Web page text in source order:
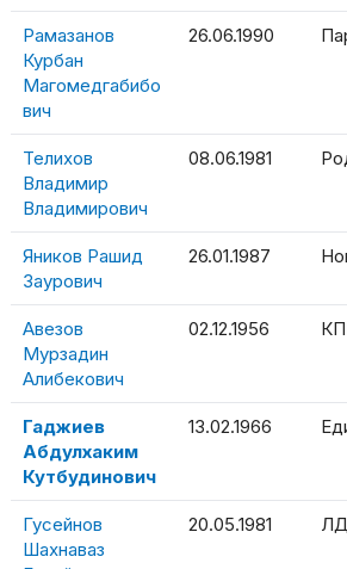
Рамазанов
Курбан
Магомедгабибо
вич
26.06.1990
Телихов
Владимир
Владимирович
08.06.1981
Яников Рашид
Заурович
26.01.1987
Авезов
Мурзадин
Алибекович
02.12.1956
Гаджиев
Абдулхаким
Кутбудинович
13.02.1966
Гусейнов
Шахнаваз
20.05.1981